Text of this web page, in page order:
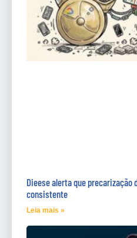
Dieese alerta que precarização
consistente
Leia mais »